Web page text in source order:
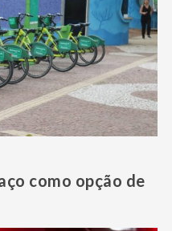
como opção de